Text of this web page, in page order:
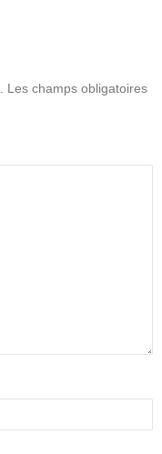
Les champs obligatoires